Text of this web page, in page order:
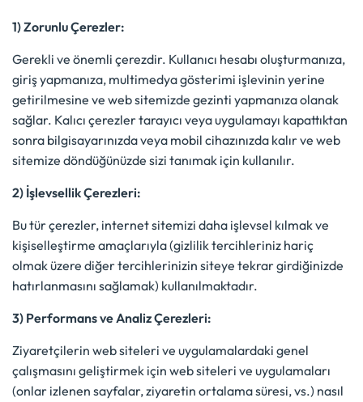
1) Zorunlu Çerezler:
Gerekli ve önemli çerezdir. Kullanıcı hesabı oluşturmanıza,
giriş yapmanıza, multimedya gösterimi işlevinin yerine
getirilmesine ve web sitemizde gezinti yapmanıza olanak
sağlar. Kalıcı çerezler tarayıcı veya uygulamayı kapattıktan
sonra bilgisayarınızda veya mobil cihazınızda kalır ve web
sitemize döndüğünüzde sizi tanımak için kullanılır.
2) İşlevsellik Çerezleri:
Bu tür çerezler, internet sitemizi daha işlevsel kılmak ve
kişiselleştirme amaçlarıyla (gizlilik tercihleriniz hariç
olmak üzere diğer tercihlerinizin siteye tekrar girdiğinizde
hatırlanmasını sağlamak) kullanılmaktadır.
3) Performans ve Analiz Çerezleri:
Ziyaretçilerin web siteleri ve uygulamalardaki genel
çalışmasını geliştirmek için web siteleri ve uygulamaları
(onlar izlenen sayfalar, ziyaretin ortalama süresi, vs.) nasıl